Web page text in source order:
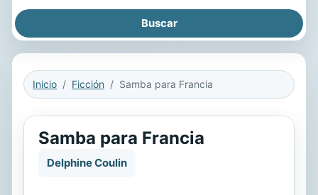
Inicio Ficción Samba para Francia
Samba para Francia
Delphine Coulin